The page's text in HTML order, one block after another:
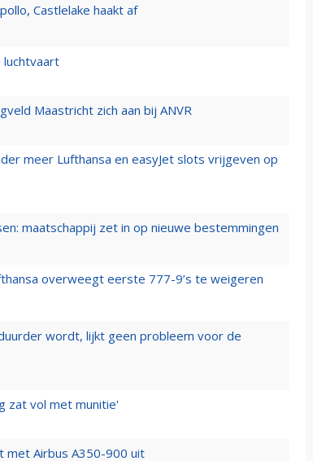
Castlelake haakt af
luchtvaart
Maastricht zich aan bij ANVR
meer Lufthansa en easyJet slots vrijgeven op
maatschappij zet in op nieuwe bestemmingen
overweegt eerste 777-9’s te weigeren
wordt, lijkt geen probleem voor de
zat vol met munitie'
met Airbus A350-900 uit